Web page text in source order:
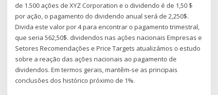
de 1.500 ações de XYZ Corporation e o dividendo é de 1,50 $
por ação, o pagamento do dividendo anual será de 2,250$.
Divida este valor por 4 para encontrar o pagamento trimestral,
que seria 562,50$. dividendos nas ações nacionais Empresas e
Setores Recomendações e Price Targets atualizámos o estudo
sobre a reação das ações nacionais ao pagamento de
dividendos. Em termos gerais, mantêm-se as principais
conclusões dos histórico próximo de 1%.